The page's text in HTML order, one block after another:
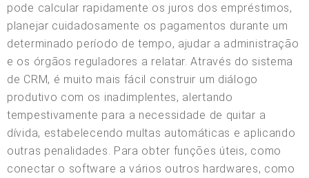
pode calcular rapidamente os juros dos empréstimos,
planejar cuidadosamente os pagamentos durante um
determinado período de tempo, ajudar a administração
e os órgãos reguladores a relatar. Através do sistema
de CRM, é muito mais fácil construir um diálogo
produtivo com os inadimplentes, alertando
tempestivamente para a necessidade de quitar a
dívida, estabelecendo multas automáticas e aplicando
outras penalidades. Para obter funções úteis, como
conectar o software a vários outros hardwares, como